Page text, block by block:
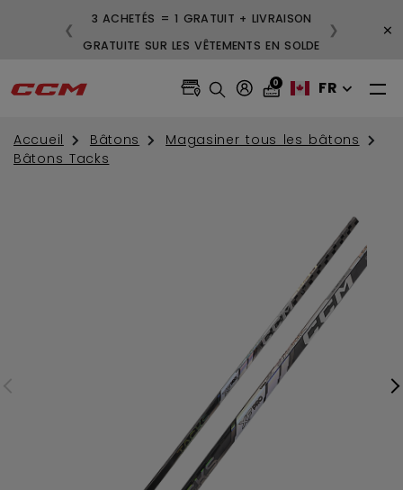
3 ACHETÉS = 1 GRATUIT + LIVRAISON
GRATUITE SUR LES VÊTEMENTS EN SOLDE
❮ ❯ ×
0 FR
Accueil Bâtons
Magasiner tous les bâtons
Bâtons Tacks